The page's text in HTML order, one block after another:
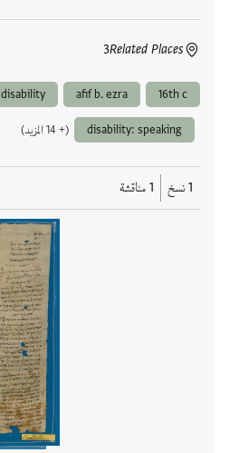
Related Places
3
16th c
afif b. ezra
disability
disability: speaking (+ 14 المزيد)
1 نسخ 1 مناقشة